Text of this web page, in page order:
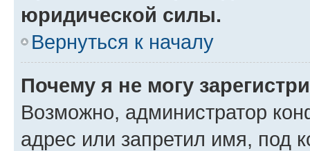
юридической силы.
Вернуться к началу
Почему я не могу
Возможно, администратор
адрес или запретил имя, под